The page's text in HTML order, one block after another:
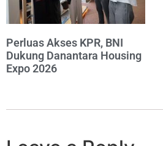
Perluas Akses KPR, BNI
Dukung Danantara Housing
Expo 2026